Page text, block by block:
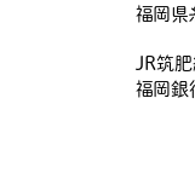
福岡県
JR筑肥
福岡銀